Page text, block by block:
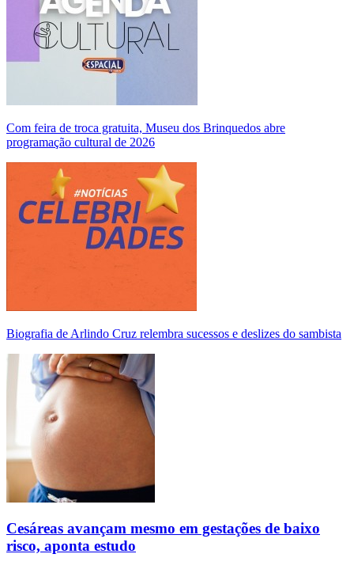
Com feira de troca gratuita, Museu dos Brinquedos abre
programação cultural de 2026
Biografia de Arlindo Cruz relembra sucessos e deslizes do sambista
Cesáreas avançam mesmo em gestações de baixo
risco, aponta estudo